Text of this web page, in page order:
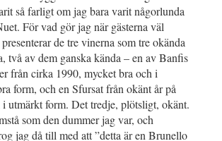
så farligt om jag bara varit någorlunda
För vad gör jag när gästerna väl
de tre vinerna som tre okända
två av dem ganska kända – en av Banfis
från cirka 1990, mycket bra och i
form, och en Sfursat från okänt år på
i utmärkt form. Det tredje, plötsligt, okänt.
som den dummer jag var, och
jag då till med att ”detta är en Brunello